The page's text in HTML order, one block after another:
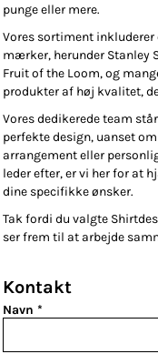
punge eller mere.
Vores sortiment
mærker, herunder Stanley
Fruit of the Loom, og
produkter af høj kvalitet,
Vores dedikerede team
perfekte design, uanset
arrangement eller
leder efter, er vi her for at
dine specifikke ønsker.
Tak fordi du valgte
ser frem til at arbejde
Kontakt
Navn *